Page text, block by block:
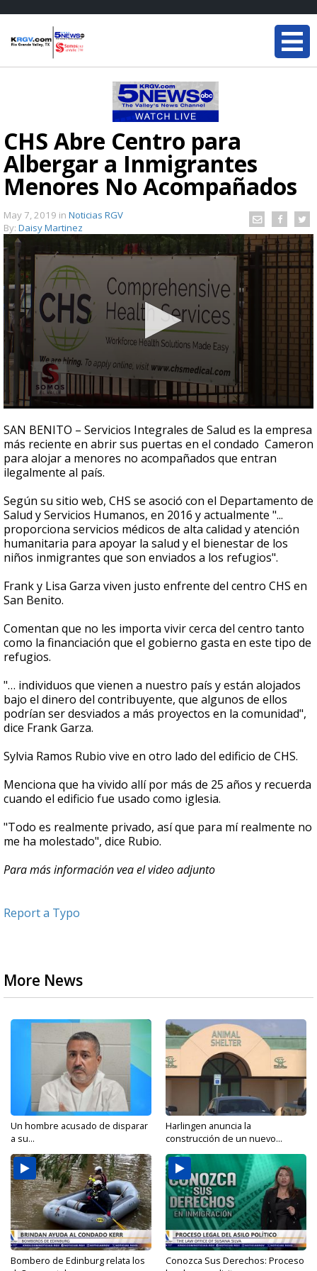
CHS Abre Centro para
Albergar a Inmigrantes
Menores No Acompañados
May 7, 2019 in Noticias RGV
By: Daisy Martinez
seconds
of
3
minutes,
12
seconds
SAN BENITO – Servicios Integrales de Salud es la empresa
más reciente en abrir sus puertas en el condado Cameron
para alojar a menores no acompañados que entran
ilegalmente al país.
Según su sitio web, CHS se asoció con el Departamento de
Salud y Servicios Humanos, en 2016 y actualmente "...
proporciona servicios médicos de alta calidad y atención
humanitaria para apoyar la salud y el bienestar de los
niños inmigrantes que son enviados a los refugios".
Frank y Lisa Garza viven justo enfrente del centro CHS en
San Benito.
Comentan que no les importa vivir cerca del centro tanto
como la financiación que el gobierno gasta en este tipo de
refugios.
"… individuos que vienen a nuestro país y están alojados
bajo el dinero del contribuyente, que algunos de ellos
podrían ser desviados a más proyectos en la comunidad",
dice Frank Garza.
Sylvia Ramos Rubio vive en otro lado del edificio de CHS.
Menciona que ha vivido allí por más de 25 años y recuerda
cuando el edificio fue usado como iglesia.
"Todo es realmente privado, así que para mí realmente no
me ha molestado", dice Rubio.
Para más información vea el video adjunto
Report a Typo
More News
Un hombre acusado de disparar
a su...
Harlingen anuncia la
construcción de un nuevo...
Bombero de Edinburg relata los
Conozca Sus Derechos: Proceso